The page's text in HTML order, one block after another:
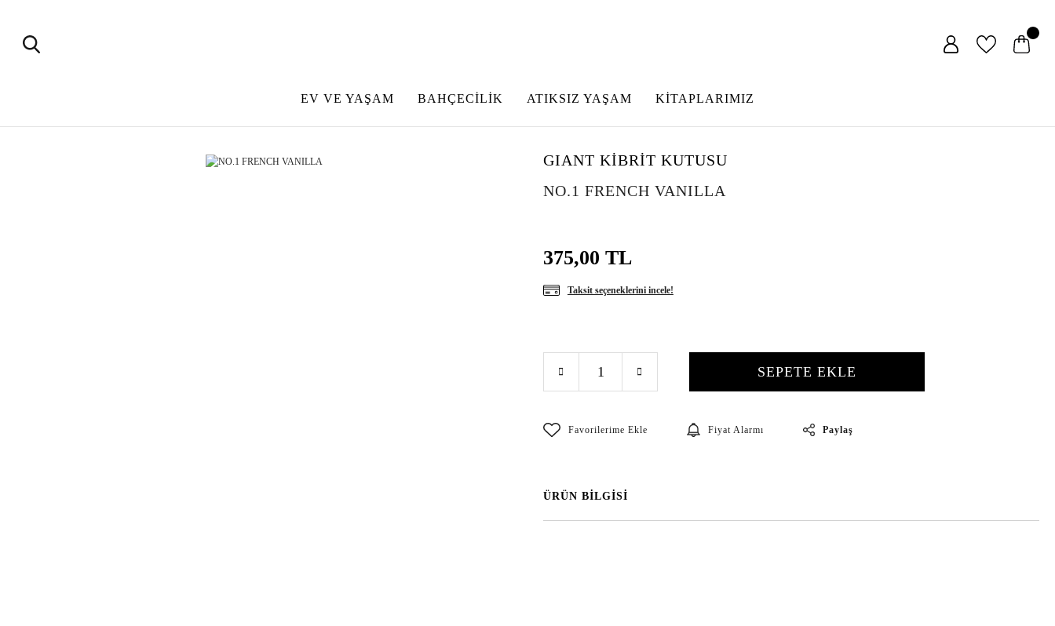
EV VE YAŞAM BAHÇECİLİK ATIKSIZ YAŞAM KİTAPLARIMIZ
GIANT KİBRİT KUTUSU
NO.1 FRENCH VANILLA
375,00 TL
Taksit seçeneklerini incele!
SEPETE EKLE
Fiyat Alarmı Paylaş
ÜRÜN BİLGİSİ